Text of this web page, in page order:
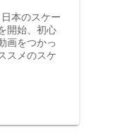
本のスケー
開始、初心
画をつかっ
スメのスケ